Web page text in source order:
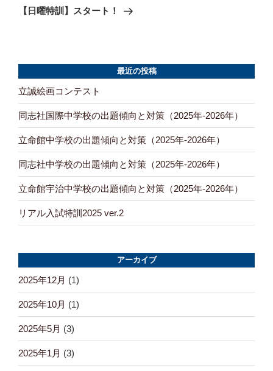
ビ
ョ
ン
の
【日曜特訓】スタート！
最近の投稿
立誠絵画コンテスト
同志社国際中学校の出題傾向と対策（2025年-2026年）
立命館中学校の出題傾向と対策（2025年-2026年）
同志社中学校の出題傾向と対策（2025年-2026年）
立命館宇治中学校の出題傾向と対策（2025年-2026年）
リアル入試特訓2025 ver.2
アーカイブ
2025年12月 (1)
2025年10月 (1)
2025年5月 (3)
2025年1月 (3)